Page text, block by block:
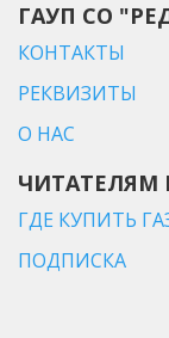
ГАУП СО
КОНТАКТЫ
РЕКВИЗИТЫ
О НАС
ГДЕ КУПИТЬ
ПОДПИСКА